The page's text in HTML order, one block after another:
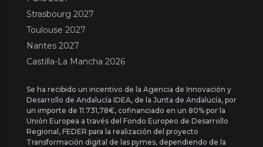
Strasbourg 2027
Toulouse 2027
Nantes 2027
Castilla-La Mancha 2026
Se ha recibido un incentivo de la Agencia de Innovación y
Desarrollo de Andalucía IDEA, de la Junta de Andalucía, por
un importe de 11.731,78€, cofinanciado en un 80% por la
Unión Europea a través del Fondo Europeo de Desarrollo
Regional, FEDER para la realización del proyecto
Transformación digital de las pymes, dependiendo de la